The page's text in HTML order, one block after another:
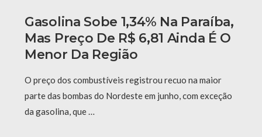
Gasolina Sobe 1,34% Na Paraíba,
Mas Preço De R$ 6,81 Ainda É O
Menor Da Região
O preço dos combustíveis registrou recuo na maior
parte das bombas do Nordeste em junho, com exceção
da gasolina, que …